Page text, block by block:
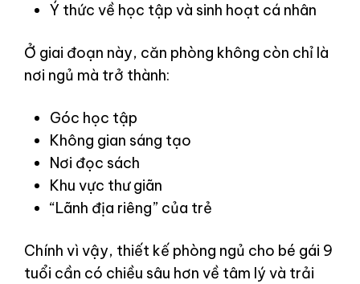
Ý thức về học tập và sinh hoạt cá nhân
Ở giai đoạn này, căn phòng không còn chỉ là
nơi ngủ mà trở thành:
Góc học tập
Không gian sáng tạo
Nơi đọc sách
Khu vực thư giãn
“Lãnh địa riêng” của trẻ
Chính vì vậy, thiết kế phòng ngủ cho bé gái 9
tuổi cần có chiều sâu hơn về tâm lý và trải